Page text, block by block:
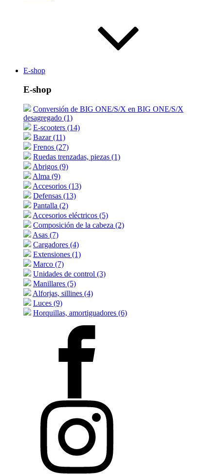
E-shop
E-shop
Conversión de BIG ONE/S/X en BIG ONE/S/X
desagregado (1)
E-scooters (14)
Bazar (11)
Frenos (27)
Ruedas trenzadas, piezas (1)
Abrigos (9)
Alma (9)
Accesorios (13)
Defensas (13)
Pantalla (2)
Accesorios eléctricos (5)
Composición de la cabeza (2)
Asas (7)
Cargadores (4)
Extensiones (1)
Marco (7)
Unidades de control (3)
Manillares (5)
Alforjas, sillines (4)
Luces (9)
Horquillas, amortiguadores (6)